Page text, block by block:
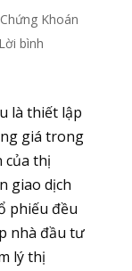
Chứng Khoán
bình
là thiết lập
giá trong
của thị
giao dịch
phiếu đều
nhà đầu tư
lý thị